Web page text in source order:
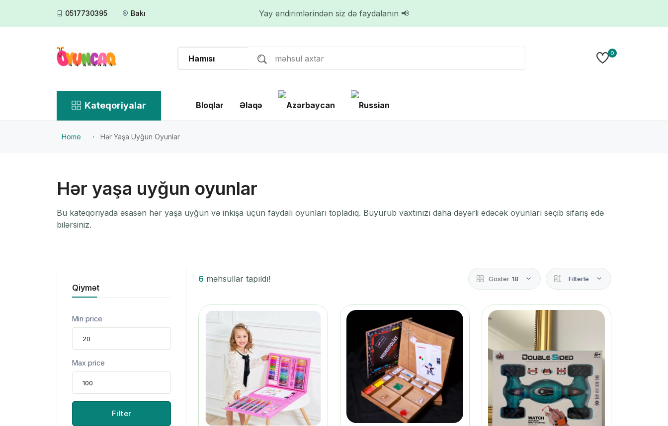
0517730395 Bakı Yay endirimlərindən siz də faydalanın 📢
0
Kateqoriyalar Bloqlar Əlaqə
Home Hər Yaşa Uyğun Oyunlar
Hər yaşa uyğun oyunlar
Bu kateqoriyada əsasən hər yaşa uyğun və inkişa üçün faydalı oyunları topladıq. Buyurub vaxtınızı daha dəyərli edəcək oyunları seçib sifariş edə
bilərsiniz.
6 məhsullar tapıldı! Göster 18 Filterlə
Qiymət
Min price
Max price
Filter